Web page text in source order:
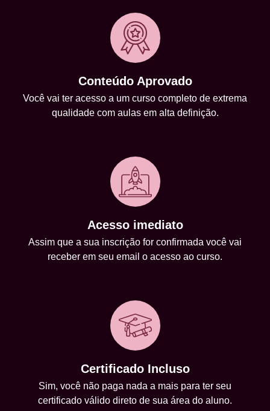
Conteúdo Aprovado
Você vai ter acesso a um curso completo de extrema
qualidade com aulas em alta definição.
Acesso imediato
Assim que a sua inscrição for confirmada você vai
receber em seu email o acesso ao curso.
Certificado Incluso
Sim, você não paga nada a mais para ter seu
certificado válido direto de sua área do aluno.